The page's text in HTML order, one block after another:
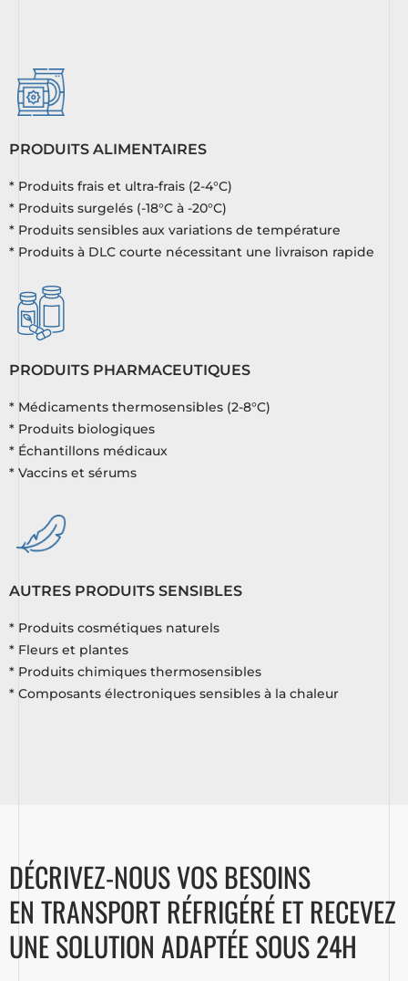
PRODUITS ALIMENTAIRES
* Produits frais et ultra-frais (2-4°C)
* Produits surgelés (-18°C à -20°C)
* Produits sensibles aux variations de température
* Produits à DLC courte nécessitant une livraison rapide
PRODUITS PHARMACEUTIQUES
* Médicaments thermosensibles (2-8°C)
* Produits biologiques
* Échantillons médicaux
* Vaccins et sérums
AUTRES PRODUITS SENSIBLES
* Produits cosmétiques naturels
* Fleurs et plantes
* Produits chimiques thermosensibles
* Composants électroniques sensibles à la chaleur
DÉCRIVEZ-NOUS VOS BESOINS
EN TRANSPORT RÉFRIGÉRÉ ET RECEVEZ
UNE SOLUTION ADAPTÉE SOUS 24H